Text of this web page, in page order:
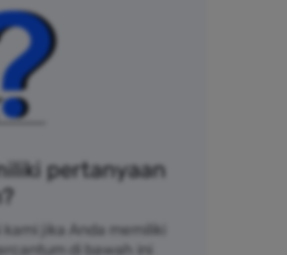
pertanyaan
jika Anda memiliki
di bawah ini